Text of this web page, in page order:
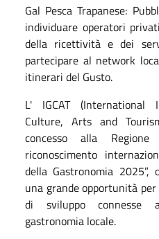
Gal Pesca Trapanese:
individuare operatori
della ricettività e dei
partecipare al network
itinerari del Gusto.
L' IGCAT (International
Culture, Arts and
concesso alla
riconoscimento
della Gastronomia 2025”,
una grande opportunità
di sviluppo connesse
gastronomia locale.